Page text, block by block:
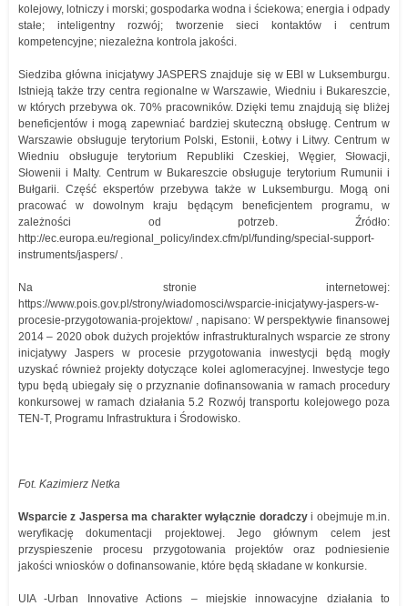
kolejowy, lotniczy i morski; gospodarka wodna i ściekowa; energia i odpady
stałe; inteligentny rozwój; tworzenie sieci kontaktów i centrum
kompetencyjne; niezależna kontrola jakości.
Siedziba główna inicjatywy JASPERS znajduje się w EBI w Luksemburgu.
Istnieją także trzy centra regionalne w Warszawie, Wiedniu i Bukareszcie,
w których przebywa ok. 70% pracowników. Dzięki temu znajdują się bliżej
beneficjentów i mogą zapewniać bardziej skuteczną obsługę. Centrum w
Warszawie obsługuje terytorium Polski, Estonii, Łotwy i Litwy. Centrum w
Wiedniu obsługuje terytorium Republiki Czeskiej, Węgier, Słowacji,
Słowenii i Malty. Centrum w Bukareszcie obsługuje terytorium Rumunii i
Bułgarii. Część ekspertów przebywa także w Luksemburgu. Mogą oni
pracować w dowolnym kraju będącym beneficjentem programu, w
zależności od potrzeb. Źródło:
http://ec.europa.eu/regional_policy/index.cfm/pl/funding/special-support-
instruments/jaspers/ .
Na stronie internetowej:
https://www.pois.gov.pl/strony/wiadomosci/wsparcie-inicjatywy-jaspers-w-
procesie-przygotowania-projektow/ , napisano: W perspektywie finansowej
2014 – 2020 obok dużych projektów infrastrukturalnych wsparcie ze strony
inicjatywy Jaspers w procesie przygotowania inwestycji będą mogły
uzyskać również projekty dotyczące kolei aglomeracyjnej. Inwestycje tego
typu będą ubiegały się o przyznanie dofinansowania w ramach procedury
konkursowej w ramach działania 5.2 Rozwój transportu kolejowego poza
TEN-T, Programu Infrastruktura i Środowisko.
Fot. Kazimierz Netka
Wsparcie z Jaspersa ma charakter wyłącznie doradczyi obejmuje m.in.
weryfikację dokumentacji projektowej. Jego głównym celem jest
przyspieszenie procesu przygotowania projektów oraz podniesienie
jakości wniosków o dofinansowanie, które będą składane w konkursie.
UIA -Urban Innovative Actions – miejskie innowacyjne działania to